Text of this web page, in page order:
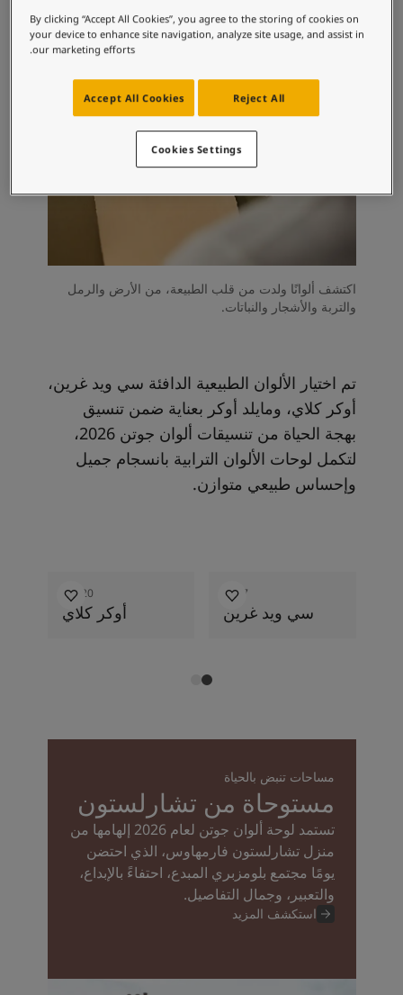
اكتشف ألوانًا ولدت من قلب الطبيعة، من الأرض والرمل
والتربة والأشجار والنباتات.
تم اختيار الألوان الطبيعية الدافئة سي ويد غرين،
أوكر كلاي، ومايلد أوكر بعناية ضمن تنسيق
بهجة الحياة
من تنسيقات ألوان جوتن 2026،
لتكمل لوحات الألوان الترابية بانسجام جميل
وإحساس طبيعي متوازن.
8597
سي ويد غرين
11220
أوكر كلاي
مستوحاة من تشارلستون
مساحات تنبض بالحياة
تستمد لوحة ألوان جوتن لعام 2026 إلهامها من
منزل تشارلستون فارمهاوس، الذي احتضن
يومًا مجتمع بلومزبري المبدع، احتفاءً بالإبداع،
والتعبير، وجمال التفاصيل.
استكشف المزيد
By clicking “Accept All Cookies”, you agree to the storing of cookies on
your device to enhance site navigation, analyze site usage, and assist in
our marketing efforts.
Reject All
Accept All Cookies
Cookies Settings